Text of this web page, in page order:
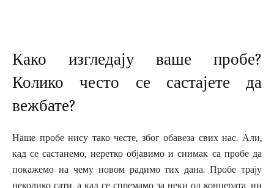
Како изгледају ваше пробе?
Колико често се састајете да
вежбате?
Наше пробе нису тако честе, због обавеза свих нас. Али,
кад се састанемо, неретко објавимо и снимак са пробе да
покажемо на чему новом радимо тих дана. Пробе трају
неколико сати, а кад се спремамо за неки од концерата, ни